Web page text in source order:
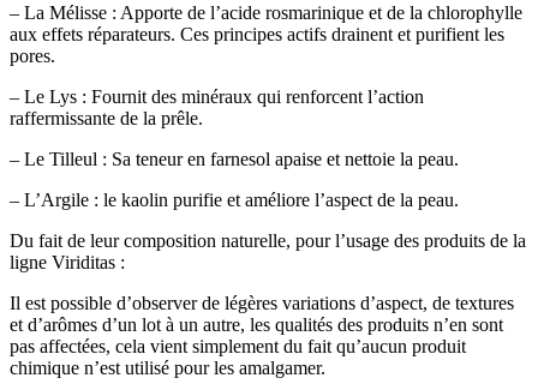
– La Mélisse : Apporte de l’acide rosmarinique et de la chlorophylle
aux effets réparateurs. Ces principes actifs drainent et purifient les
pores.
– Le Lys : Fournit des minéraux qui renforcent l’action
raffermissante de la prêle.
– Le Tilleul : Sa teneur en farnesol apaise et nettoie la peau.
– L’Argile : le kaolin purifie et améliore l’aspect de la peau.
Du fait de leur composition naturelle, pour l’usage des produits de la
ligne Viriditas :
Il est possible d’observer de légères variations d’aspect, de textures
et d’arômes d’un lot à un autre, les qualités des produits n’en sont
pas affectées, cela vient simplement du fait qu’aucun produit
chimique n’est utilisé pour les amalgamer.